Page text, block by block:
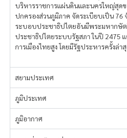
บริหารราชการแผ่นดินและนครใหญ่สุด
ปกครองส่วนภูมิภาค จัดระเบียบเป็น 76
ระบอบประชาธิปไตยอันมีพระมหากษัต
ประชาธิปไตยระบบรัฐสภา ในปี 2475
การเมืองไทยสูง โดยมีรัฐประหารครั้งล่า
สยามประเทศ
ภูมิประเทศ
ภูมิอากาศ